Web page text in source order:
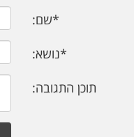
*שם:
*נושא:
תוכן התגובה: